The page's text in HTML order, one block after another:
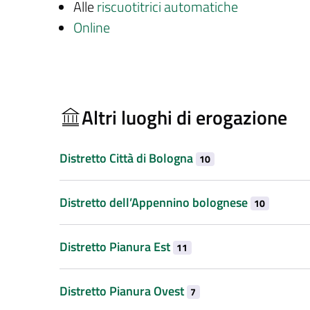
Alleriscuotitrici automatiche
Online
Altri luoghi di erogazione
Distretto Città di Bologna 10
Distretto dell’Appennino bolognese 10
Distretto Pianura Est 11
Distretto Pianura Ovest 7